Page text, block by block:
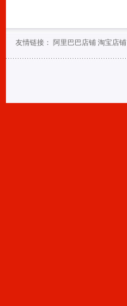
友情链接： 阿里巴巴店铺 淘宝店铺